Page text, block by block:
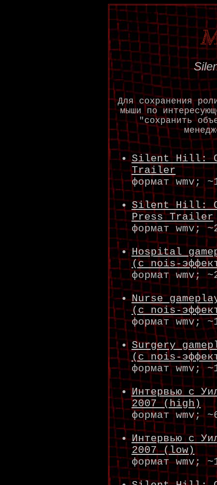
Для сохранения
мыши по
"сохранить
Silent Hill:
Trailer
формат wmv;
Silent Hill:
Press Trailer
формат wmv;
Hospital
(с nois-
формат wmv;
Nurse
(с nois-
формат wmv;
Surgery
(с nois-
формат wmv;
Интервью с
2007 (high)
формат wmv;
Интервью с
2007 (low)
формат wmv;